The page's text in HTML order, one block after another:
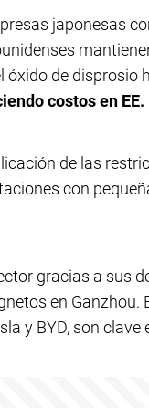
japonesas
óxido de disprosio
costos en
de las
con
gracias a sus
en Ganzhou.
y BYD, son